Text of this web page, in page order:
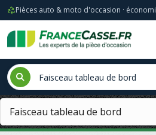
Pièces auto & moto d'occasion ·